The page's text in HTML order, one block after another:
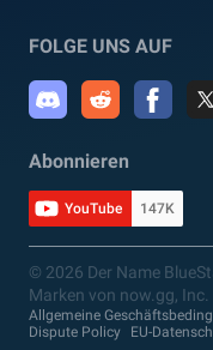
FOLGE UNS AUF
Abonnieren
YouTube 147K
© 2026 Der Name
Marken von now.gg, Inc.
Allgemeine
Dispute Policy
EU-